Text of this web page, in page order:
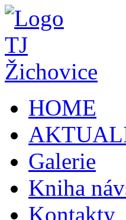
HOME
Galerie
Kniha
Kontakty